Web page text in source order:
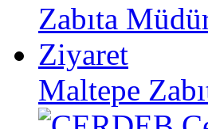
Maltepe